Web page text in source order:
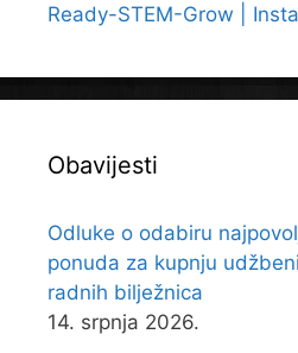
Ready-STEM-Grow |
Obavijesti
Odluke o odabiru
ponuda za kupnju
radnih bilježnica
14. srpnja 2026.